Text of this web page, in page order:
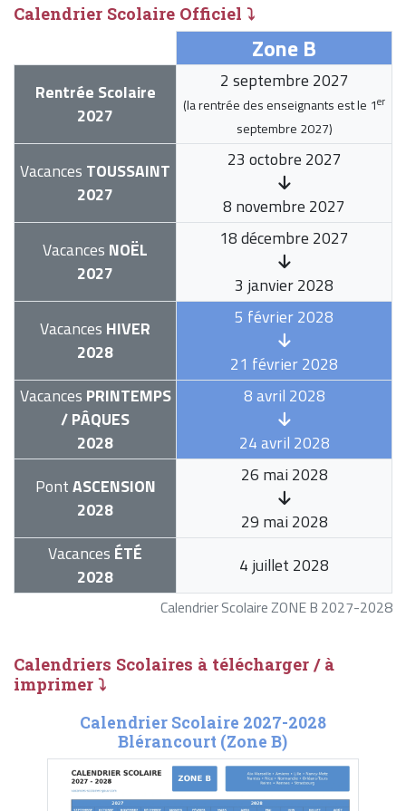
Calendrier Scolaire Officiel ⤵
Calendrier Scolaire ZONE B 2027-2028
Zone B
Rentrée Scolaire
2027
2 septembre 2027
(la rentrée des enseignants est le 1er
septembre 2027)
Vacances TOUSSAINT
2027
23 octobre 2027
8 novembre 2027
Vacances NOËL
2027
18 décembre 2027
3 janvier 2028
Vacances HIVER
2028
5 février 2028
21 février 2028
Vacances PRINTEMPS
/ PÂQUES
2028
8 avril 2028
24 avril 2028
PontASCENSION
2028
26 mai 2028
29 mai 2028
Vacances ÉTÉ
2028
4 juillet 2028
Calendriers Scolaires à télécharger / à
imprimer ⤵
Calendrier Scolaire 2027-2028
Blérancourt (Zone B)